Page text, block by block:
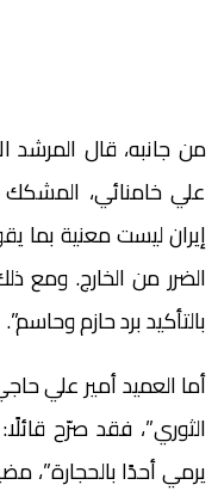
من جانبه، قال المرشد
علي خامنائي، المشكك
إيران ليست معنية بما
الضرر من الخارج. ومع
بالتأكيد برد حازم وحاسم”.
أما العميد أمير علي
الثوري”، فقد صرّح
يرمي أحدًا بالحجارة”،